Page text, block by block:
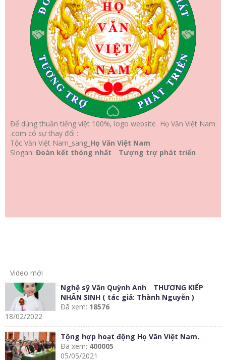
Để dùng thuần tiếng việt 100%, logo website Họ Văn Việt Nam
.com có sự thay đổi :
Tộc Văn Việt Nam_sang_ Họ Văn Việt Nam
Slogan: Đoàn kết thóng nhất _ Tượng trợ phát triển
Video mới
Nghệ sỹ Văn Quỳnh Anh _ THƯƠNG KIẾP
NHÂN SINH ( tác giả: Thành Nguyễn )
Đã xem: 18576
18/02/2022
Tộng hợp hoạt động Họ Văn Việt Nam.
Đã xem: 400005
05/05/2021